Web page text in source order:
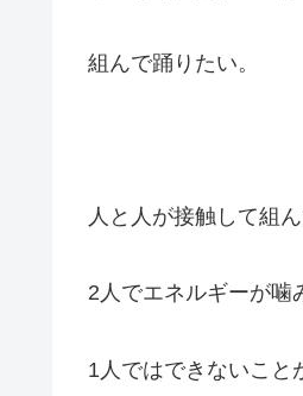
組んで踊りたい。
人と人が接触して組
2人でエネルギーが噛
1人ではできないこと